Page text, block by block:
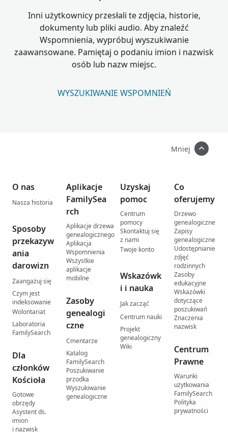
Inni użytkownicy przesłali te zdjęcia, historie,
dokumenty lub pliki audio. Aby znaleźć
Wspomnienia, wypróbuj wyszukiwanie
zaawansowane. Pamiętaj o podaniu imion i nazwisk
osób lub nazw miejsc.
WYSZUKIWANIE WSPOMNIEŃ
Mniej
O nas
Nasza historia
Sposoby
przekazyw
ania
darowizn
Zaangażuj się
Czym jest
indeksowanie
Wolontariat
Laboratoria
FamilySearch
Dla
członków
Kościoła
Gotowe
obrzędy
Asystent ds.
imion
i nazwisk
Aplikacje
FamilySea
rch
Aplikacje drzewa
genealogicznego
Aplikacja
Wspomnienia
Wszystkie
aplikacje
mobilne
Zasoby
genealogi
czne
Cmentarze
Katalog
FamilySearch
Poszukiwanie
przodka
Wyszukiwanie
genealogiczne
Uzyskaj
pomoc
Centrum
pomocy
Skontaktuj się
z nami
Twoje konto
Wskazówk
i i nauka
Jak zacząć
Centrum nauki
Projekt
genealogiczny
Wiki
Co
oferujemy
Drzewo
genealogiczne
Zapisy
genealogiczne
Udostępnianie
zdjęć
rodzinnych
Zasoby
edukacyjne
Wskazówki
dotyczące
poszukiwań
Znaczenia
nazwisk
Centrum
Prawne
Warunki
użytkowania
FamilySearch
Polityka
prywatności